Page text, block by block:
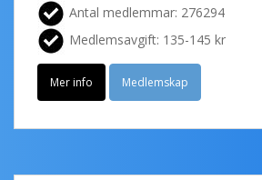
Antal medlemmar: 276294
Medlemsavgift: 135-145 kr
Mer info Medlemskap